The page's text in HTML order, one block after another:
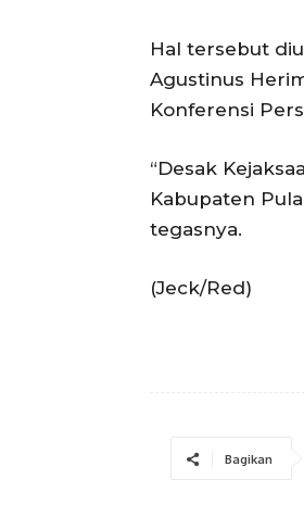
Hal tersebut
Agustinus
Konferensi
“Desak
Kabupaten
tegasnya.
(Jeck/Red)
Bagikan